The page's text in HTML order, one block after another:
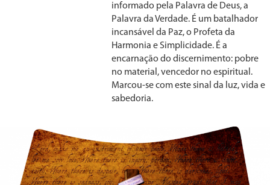
informado pela Palavra de Deus, a
Palavra da Verdade. É um batalhador
incansável da Paz, o Profeta da
Harmonia e Simplicidade. É a
encarnação do discernimento: pobre
no material, vencedor no espiritual.
Marcou-se com este sinal da luz, vida e
sabedoria.